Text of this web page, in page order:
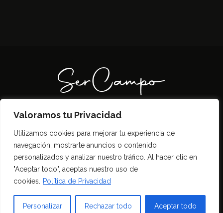
Valoramos tu Privacidad
Utilizamos cookies para mejorar tu experiencia de
navegación, mostrarte anuncios o contenido
personalizados y analizar nuestro tráfico. Al hacer clic en
"Aceptar todo", aceptas nuestro uso de
cookies.
Política de Privacidad
Personalizar Rechazar todo Aceptar todo
(2023)